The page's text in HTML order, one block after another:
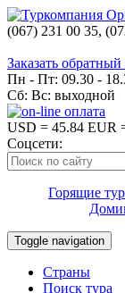
(067) 231 00 35,
Заказать
Пн - Пт: 09.30 -
Сб: Вс: выходной
USD = 45.84 EUR
Соцсети:
Горящие
Toggle navigation
Страны
Поиск тура